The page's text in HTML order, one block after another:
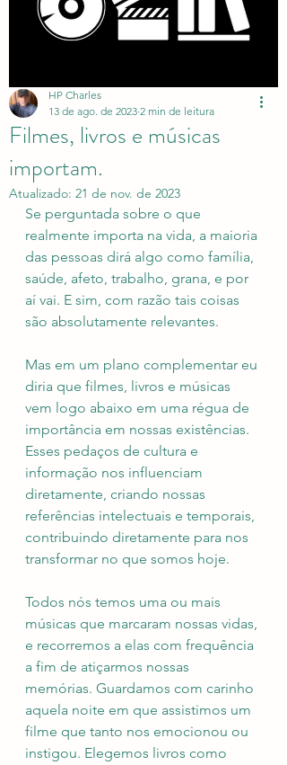
Filmes, livros e músicas
importam.
HP Charles
13 de ago. de 2023 2 min de leitura
Atualizado: 21 de nov. de 2023
Se perguntada sobre o que
realmente importa na vida, a maioria
das pessoas dirá algo como família,
saúde, afeto, trabalho, grana, e por
aí vai. E sim, com razão tais coisas
são absolutamente relevantes.
Mas em um plano complementar eu
diria que filmes, livros e músicas
vem logo abaixo em uma régua de
importância em nossas existências.
Esses pedaços de cultura e
informação nos influenciam
diretamente, criando nossas
referências intelectuais e temporais,
contribuindo diretamente para nos
transformar no que somos hoje.
Todos nós temos uma ou mais
músicas que marcaram nossas vidas,
e recorremos a elas com frequência
a fim de atiçarmos nossas
memórias. Guardamos com carinho
aquela noite em que assistimos um
filme que tanto nos emocionou ou
instigou. Elegemos livros como